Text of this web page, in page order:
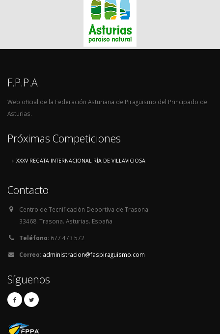
F.P.P.A.
Web oficial de la Federación Asturiana de Piragüismo del Principado de
Asturias.
Próximas Competiciones
XXXV REGATA INTERNACIONAL RÍA DE VILLAVICIOSA
Contacto
Centro de Tecnificación Deportiva de Trasona
33468. Trasona. Asturias. España
Teléfono: 677 473 572
Correo: administracion@faspiraguismo.com
Síguenos